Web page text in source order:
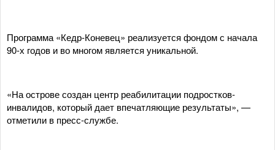
Программа «Кедр-Коневец» реализуется фондом с начала
90-х годов и во многом является уникальной.
«На острове создан центр реабилитации подростков-
инвалидов, который дает впечатляющие результаты», —
отметили в пресс-службе.